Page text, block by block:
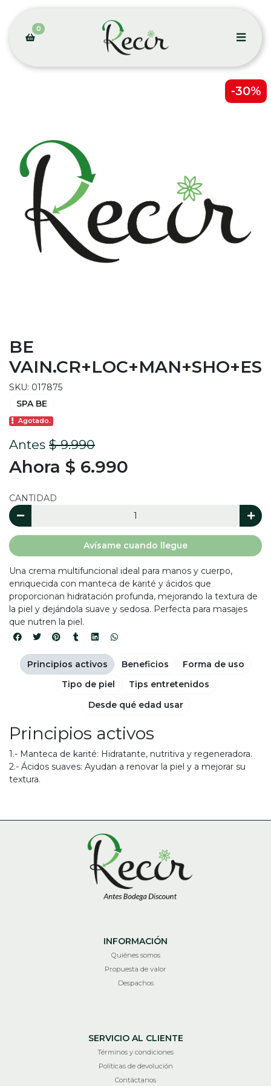
0
-30%
BE
VAIN.CR+LOC+MAN+SHO+ES
SKU: 017875
SPA BE
Agotado.
Antes $ 9.990
Ahora $ 6.990
CANTIDAD
Avísame cuando llegue
Una crema multifuncional ideal para manos y cuerpo,
enriquecida con manteca de karité y ácidos que
proporcionan hidratación profunda, mejorando la textura de
la piel y dejándola suave y sedosa. Perfecta para masajes
que nutren la piel.
Principios activos
1.- Manteca de karité: Hidratante, nutritiva y regeneradora.
2.- Ácidos suaves: Ayudan a renovar la piel y a mejorar su
textura.
Principios activos Beneficios
Forma de uso
Tipo de piel
Tips entretenidos
Desde qué edad usar
INFORMACIÓN
Quiénes somos
Propuesta de valor
Despachos
SERVICIO AL CLIENTE
Términos y condiciones
Políticas de devolución
Contáctanos